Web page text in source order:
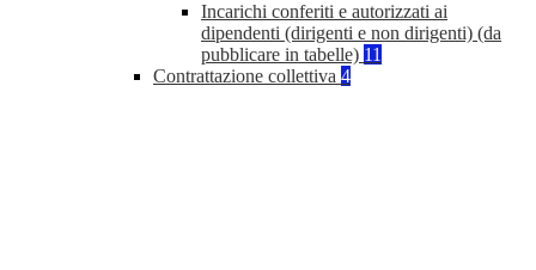
Incarichi conferiti e autorizzati ai
dipendenti (dirigenti e non dirigenti) (da
pubblicare in tabelle) 11
Contrattazione collettiva 4